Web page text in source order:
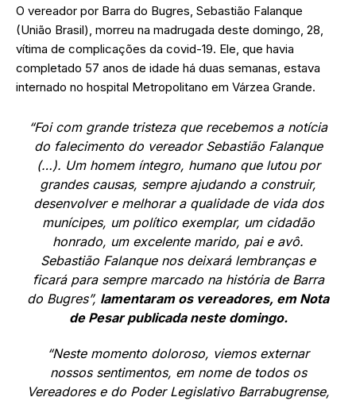
O vereador por Barra do Bugres, Sebastião Falanque
(União Brasil), morreu na madrugada deste domingo, 28,
vítima de complicações da covid-19. Ele, que havia
completado 57 anos de idade há duas semanas, estava
internado no hospital Metropolitano em Várzea Grande.
“Foi com grande tristeza que recebemos a notícia
do falecimento do vereador Sebastião Falanque
(…). Um homem íntegro, humano que lutou por
grandes causas, sempre ajudando a construir,
desenvolver e melhorar a qualidade de vida dos
munícipes, um político exemplar, um cidadão
honrado, um excelente marido, pai e avô.
Sebastião Falanque nos deixará lembranças e
ficará para sempre marcado na história de Barra
do Bugres”, lamentaram os vereadores, em Nota
de Pesar publicada neste domingo.
“Neste momento doloroso, viemos externar
nossos sentimentos, em nome de todos os
Vereadores e do Poder Legislativo Barrabugrense,